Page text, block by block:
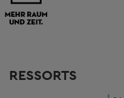
RESSORTS